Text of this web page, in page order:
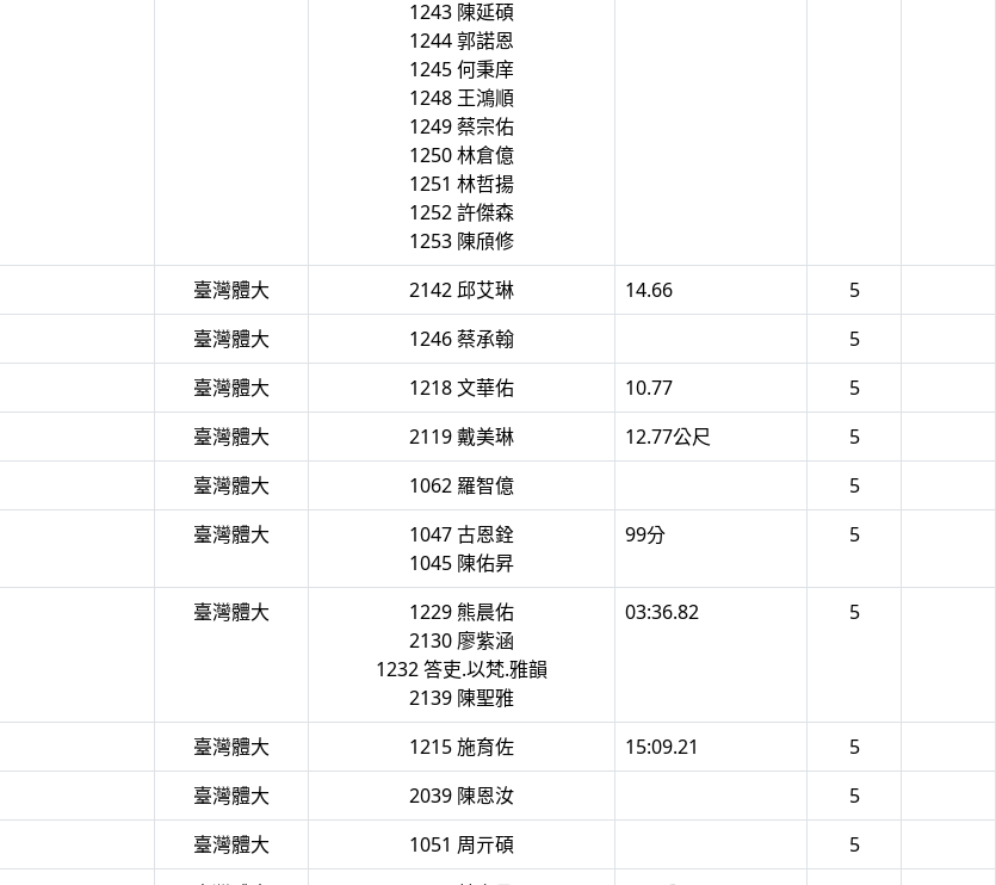
1243 陳延碩
1244 郭諾恩
1245 何秉庠
1248 王鴻順
1249 蔡宗佑
1250 林倉億
1251 林哲揚
1252 許傑森
1253 陳頎修
臺灣體大 2142 邱艾琳 14.66
5
臺灣體大 1246 蔡承翰
5
臺灣體大 1218 文華佑 10.77
5
臺灣體大 2119 戴美琳 12.77公尺
5
臺灣體大 1062 羅智億
5
臺灣體大
1047 古恩銓
1045 陳佑昇
99分 5
臺灣體大
1229 熊晨佑
2130 廖紫涵
1232 答吏.以梵.雅韻
2139 陳聖雅
03:36.82 5
臺灣體大 1215 施育佐 15:09.21
5
臺灣體大 2039 陳恩汝
5
臺灣體大 1051 周亓碩
5